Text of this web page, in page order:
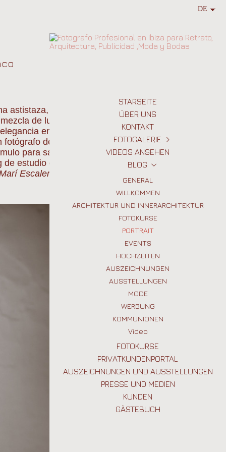
STARSEITE
ÜBER UNS
KONTAKT
FOTOGALERIE
IMMOBILIEN
ARCHITEKTUR UND INNENARCHITEKTUR
PORTRAITS
EVENTS
MODE
HOCHZEITEN
HOCHZEITSALBEN
UNTERNEHMEN UND WERBUNG
COMUNIONES Y BAUTIZOS
FOTOGRAFIAS VARIOS TEMAS
VÍDEOS
VIDEOS ANSEHEN
BLOG
GENERAL
WILLKOMMEN
ARCHITEKTUR UND INNERARCHITEKTUR
FOTOKURSE
PORTRAIT
EVENTS
HOCHZEITEN
AUSZEICHNUNGEN
AUSSTELLUNGEN
MODE
WERBUNG
KOMMUNIONEN
Video
FOTOKURSE
PRIVATKUNDENPORTAL
AUSZEICHNUNGEN UND AUSSTELLUNGEN
PRESSE UND MEDIEN
KUNDEN
GÄSTEBUCH
astistaza, magnífica
de luces
en estas
de retratos
para sacar el
estudio que
Escalera